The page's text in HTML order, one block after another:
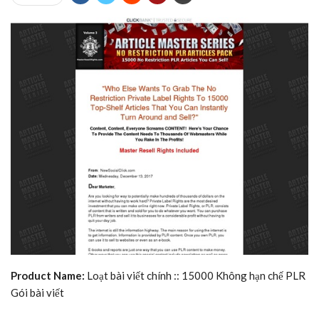
Product Name: Loạt bài viết chính :: 15000 Không hạn chế PLR
Gói bài viết